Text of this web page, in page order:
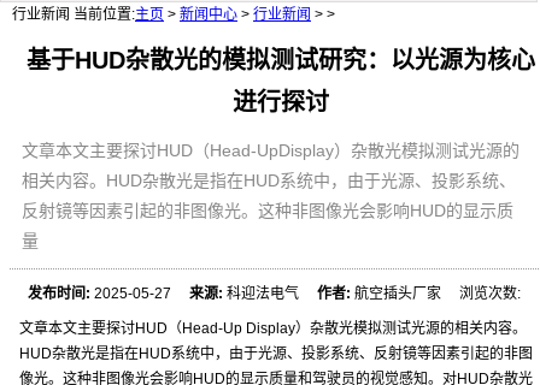
行业新闻 当前位置:主页 > 新闻中心 > 行业新闻 > >
基于HUD杂散光的模拟测试研究：以光源为核心
进行探讨
文章本文主要探讨HUD（Head-UpDisplay）杂散光模拟测试光源的
相关内容。HUD杂散光是指在HUD系统中，由于光源、投影系统、
反射镜等因素引起的非图像光。这种非图像光会影响HUD的显示质
量
发布时间: 2025-05-27来源: 科迎法电气作者: 航空插头厂家 浏览次数:
文章本文主要探讨HUD（Head-Up Display）杂散光模拟测试光源的相关内容。
HUD杂散光是指在HUD系统中，由于光源、投影系统、反射镜等因素引起的非图
像光。这种非图像光会影响HUD的显示质量和驾驶员的视觉感知。对HUD杂散光